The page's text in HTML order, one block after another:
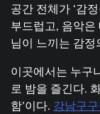
공간 전체가 ‘감
부드럽고, 음악
님이 느끼는 감
이곳에서는 누구
로 밤을 즐긴다.
함’이다. 강남구